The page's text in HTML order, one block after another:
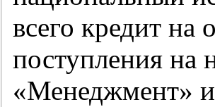
всего кредит на
поступления на
«Менеджмент»